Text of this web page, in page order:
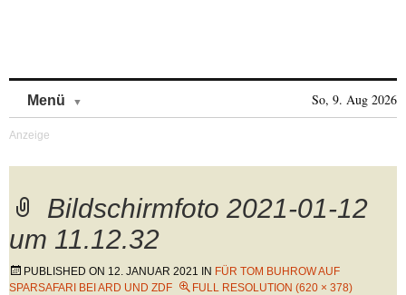
Menü So, 9. Aug 2026
Bildschirmfoto 2021-01-12
um 11.12.32
PUBLISHED ON 12. JANUAR 2021 IN FÜR TOM BUHROW AUF
SPARSAFARI BEI ARD UND ZDF
FULL RESOLUTION (620 × 378)